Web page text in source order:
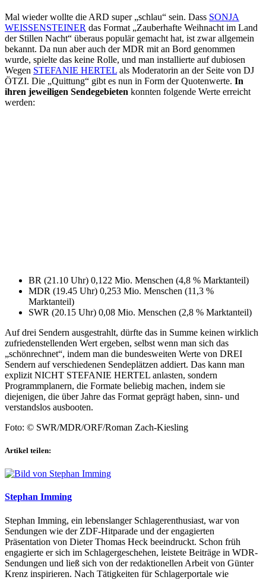
Mal wieder wollte die ARD super „schlau“ sein. Dass SONJA
WEISSENSTEINER das Format „Zauberhafte Weihnacht im Land
der Stillen Nacht“ überaus populär gemacht hat, ist zwar allgemein
bekannt. Da nun aber auch der MDR mit an Bord genommen
wurde, spielte das keine Rolle, und man installierte auf dubiosen
Wegen STEFANIE HERTEL als Moderatorin an der Seite von DJ
ÖTZI. Die „Quittung“ gibt es nun in Form der Quotenwerte. In
ihren jeweiligen Sendegebieten konnten folgende Werte erreicht
werden:
BR (21.10 Uhr) 0,122 Mio. Menschen (4,8 % Marktanteil)
MDR (19.45 Uhr) 0,253 Mio. Menschen (11,3 %
Marktanteil)
SWR (20.15 Uhr) 0,08 Mio. Menschen (2,8 % Marktanteil)
Auf drei Sendern ausgestrahlt, dürfte das in Summe keinen wirklich
zufriedenstellenden Wert ergeben, selbst wenn man sich das
„schönrechnet“, indem man die bundesweiten Werte von DREI
Sendern auf verschiedenen Sendeplätzen addiert. Das kann man
explizit NICHT STEFANIE HERTEL anlasten, sondern
Programmplanern, die Formate beliebig machen, indem sie
diejenigen, die über Jahre das Format geprägt haben, sinn- und
verstandslos ausbooten.
Foto: © SWR/MDR/ORF/Roman Zach-Kiesling
Artikel teilen:
Stephan Imming
Stephan Imming, ein lebenslanger Schlagerenthusiast, war von
Sendungen wie der ZDF-Hitparade und der engagierten
Präsentation von Dieter Thomas Heck beeindruckt. Schon früh
engagierte er sich im Schlagergeschehen, leistete Beiträge in WDR-
Sendungen und ließ sich von der redaktionellen Arbeit von Günter
Krenz inspirieren. Nach Tätigkeiten für Schlagerportale wie